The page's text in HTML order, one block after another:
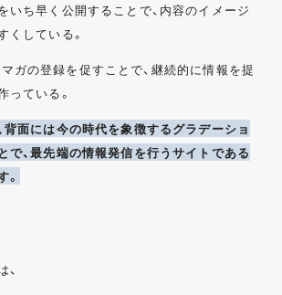
いち早く公開することで、内容のイメージ
くしている。
ガの登録を促すことで、継続的に情報を提
っている。
背面には今の時代を象徴するグラデーショ
で、最先端の情報発信を行うサイトである